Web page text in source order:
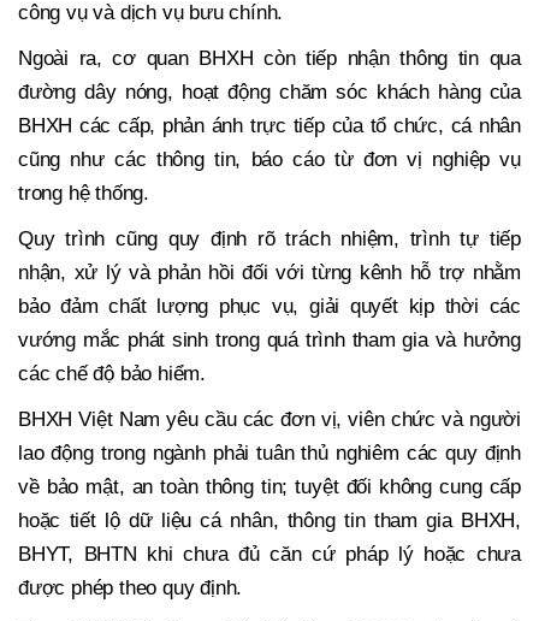
công vụ và dịch vụ bưu chính.
Ngoài ra, cơ quan BHXH còn tiếp nhận thông tin qua
đường dây nóng, hoạt động chăm sóc khách hàng của
BHXH các cấp, phản ánh trực tiếp của tổ chức, cá nhân
cũng như các thông tin, báo cáo từ đơn vị nghiệp vụ
trong hệ thống.
Quy trình cũng quy định rõ trách nhiệm, trình tự tiếp
nhận, xử lý và phản hồi đối với từng kênh hỗ trợ nhằm
bảo đảm chất lượng phục vụ, giải quyết kịp thời các
vướng mắc phát sinh trong quá trình tham gia và hưởng
các chế độ bảo hiểm.
BHXH Việt Nam yêu cầu các đơn vị, viên chức và người
lao động trong ngành phải tuân thủ nghiêm các quy định
về bảo mật, an toàn thông tin; tuyệt đối không cung cấp
hoặc tiết lộ dữ liệu cá nhân, thông tin tham gia BHXH,
BHYT, BHTN khi chưa đủ căn cứ pháp lý hoặc chưa
được phép theo quy định.